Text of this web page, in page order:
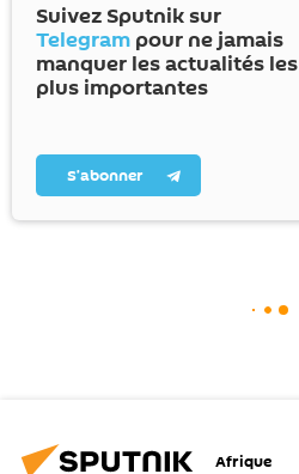
Suivez Sputnik sur
Telegram pour ne jamais
manquer les actualités les
plus importantes
S’abonner
Afrique